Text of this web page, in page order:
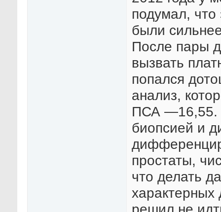
подумал,
были
После пары
вызвать
попался
анализ,
ПСА —16,55.
биопсией и
простаты,
что делать
характерных